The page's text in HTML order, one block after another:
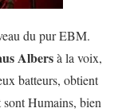
du pur EBM.
Albersà la voix,
batteurs, obtient
Humains, bien